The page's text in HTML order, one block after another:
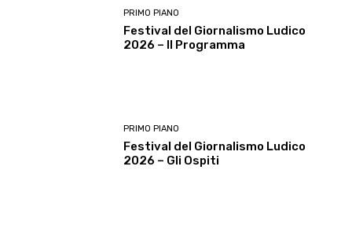
PRIMO PIANO
Festival del Giornalismo Ludico
2026 – Il Programma
PRIMO PIANO
Festival del Giornalismo Ludico
2026 – Gli Ospiti